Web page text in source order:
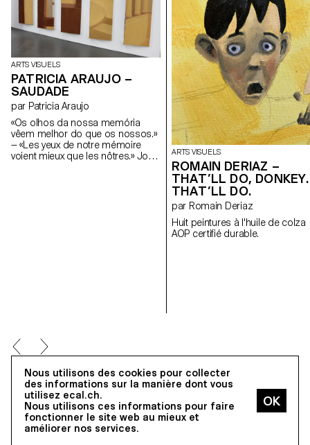
ARTS VISUELS
PATRICIA ARAUJO –
SAUDADE
par Patricia Araujo
«Os olhos da nossa memória
vêem melhor do que os nossos.»
— «Les yeux de notre mémoire
voient mieux que les nôtres.» José
ARTS VISUELS
ROMAIN DERIAZ –
THAT’LL DO, DONKEY.
THAT’LL DO.
par Romain Deriaz
Huit peintures à l'huile de colza
AOP certifié durable.
BA CINÉMA TOUS LES DIPLÔMES
Nous utilisons des cookies pour collecter
des informations sur la manière dont vous
utilisez ecal.ch.
Nous utilisons ces informations pour faire
fonctionner le site web au mieux et
améliorer nos services.